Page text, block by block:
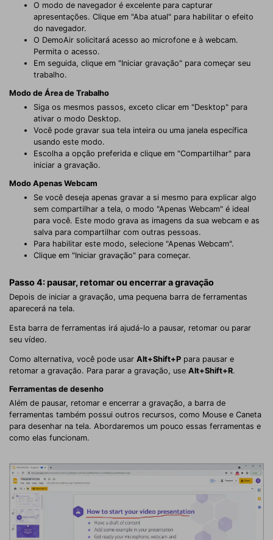
O modo de navegador é excelente para capturar
apresentações. Clique em "Aba atual" para habilitar o efeito
do navegador.
O DemoAir solicitará acesso ao microfone e à webcam.
Permita o acesso.
Em seguida, clique em "Iniciar gravação" para começar seu
trabalho.
Modo de Área de Trabalho
Siga os mesmos passos, exceto clicar em "Desktop" para
ativar o modo Desktop.
Você pode gravar sua tela inteira ou uma janela específica
usando este modo.
Escolha a opção preferida e clique em "Compartilhar" para
iniciar a gravação.
Modo Apenas Webcam
Se você deseja apenas gravar a si mesmo para explicar algo
sem compartilhar a tela, o modo "Apenas Webcam" é ideal
para você. Este modo grava as imagens da sua webcam e as
salva para compartilhar com outras pessoas.
Para habilitar este modo, selecione "Apenas Webcam".
Clique em "Iniciar gravação" para começar.
Passo 4: pausar, retomar ou encerrar a gravação
Depois de iniciar a gravação, uma pequena barra de ferramentas
aparecerá na tela.
Esta barra de ferramentas irá ajudá-lo a pausar, retomar ou parar
seu vídeo.
Como alternativa, você pode usar Alt+Shift+P para pausar e
retomar a gravação. Para parar a gravação, use Alt+Shift+R.
Ferramentas de desenho
Além de pausar, retomar e encerrar a gravação, a barra de
ferramentas também possui outros recursos, como Mouse e Caneta
para desenhar na tela. Abordaremos um pouco essas ferramentas e
como elas funcionam.